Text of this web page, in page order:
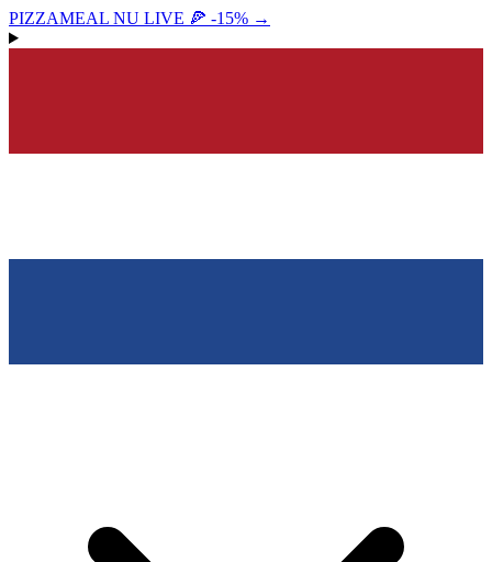
PIZZAMEAL NU LIVE 🍕 -15% →